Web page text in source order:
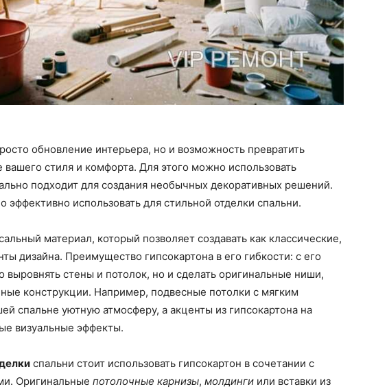
обновление интерьера, но и возможность превратить
вашего стиля и комфорта. Для этого можно использовать
подходит для создания необычных декоративных решений.
эффективно использовать для стильной отделки спальни.
материал, который позволяет создавать как классические,
дизайна. Преимущество гипсокартона в его гибкости: с его
стены и потолок, но и сделать оригинальные ниши,
конструкции. Например, подвесные потолки с мягким
спальне уютную атмосферу, а акценты из гипсокартона на
визуальные эффекты.
спальни стоит использовать гипсокартон в сочетании с
Оригинальные потолочные карнизы, молдинги или вставки из